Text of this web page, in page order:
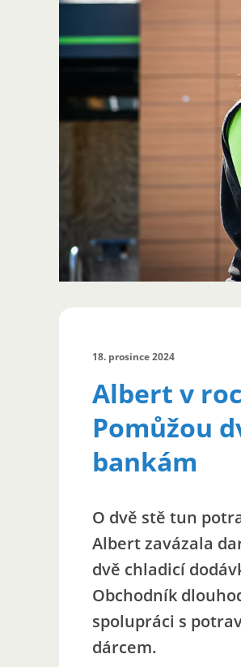
18. prosince 2024
Albert v
Pomůžou
bankám
O dvě stě tun
Albert zavázala
dvě chladicí
Obchodník
spolupráci s
dárcem.